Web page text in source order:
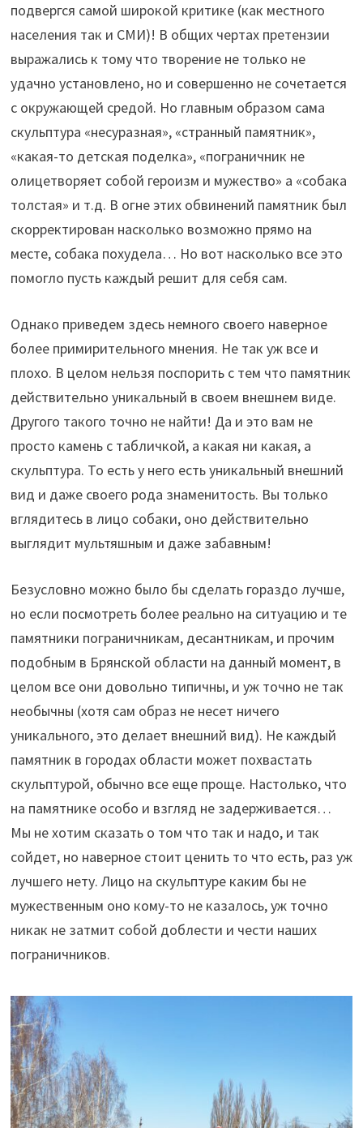
подвергся самой широкой критике (как местного
населения так и СМИ)! В общих чертах претензии
выражались к тому что творение не только не
удачно установлено, но и совершенно не сочетается
с окружающей средой. Но главным образом сама
скульптура «несуразная», «странный памятник»,
«какая-то детская поделка», «пограничник не
олицетворяет собой героизм и мужество» а «собака
толстая» и т.д. В огне этих обвинений памятник был
скорректирован насколько возможно прямо на
месте, собака похудела… Но вот насколько все это
помогло пусть каждый решит для себя сам.
Однако приведем здесь немного своего наверное
более примирительного мнения. Не так уж все и
плохо. В целом нельзя поспорить с тем что памятник
действительно уникальный в своем внешнем виде.
Другого такого точно не найти! Да и это вам не
просто камень с табличкой, а какая ни какая, а
скульптура. То есть у него есть уникальный внешний
вид и даже своего рода знаменитость. Вы только
вглядитесь в лицо собаки, оно действительно
выглядит мультяшным и даже забавным!
Безусловно можно было бы сделать гораздо лучше,
но если посмотреть более реально на ситуацию и те
памятники пограничникам, десантникам, и прочим
подобным в Брянской области на данный момент, в
целом все они довольно типичны, и уж точно не так
необычны (хотя сам образ не несет ничего
уникального, это делает внешний вид). Не каждый
памятник в городах области может похвастать
скульптурой, обычно все еще проще. Настолько, что
на памятнике особо и взгляд не задерживается…
Мы не хотим сказать о том что так и надо, и так
сойдет, но наверное стоит ценить то что есть, раз уж
лучшего нету. Лицо на скульптуре каким бы не
мужественным оно кому-то не казалось, уж точно
никак не затмит собой доблести и чести наших
пограничников.